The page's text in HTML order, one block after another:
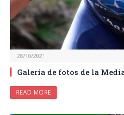
28/10/2021
Galería de fotos de la
READ MORE